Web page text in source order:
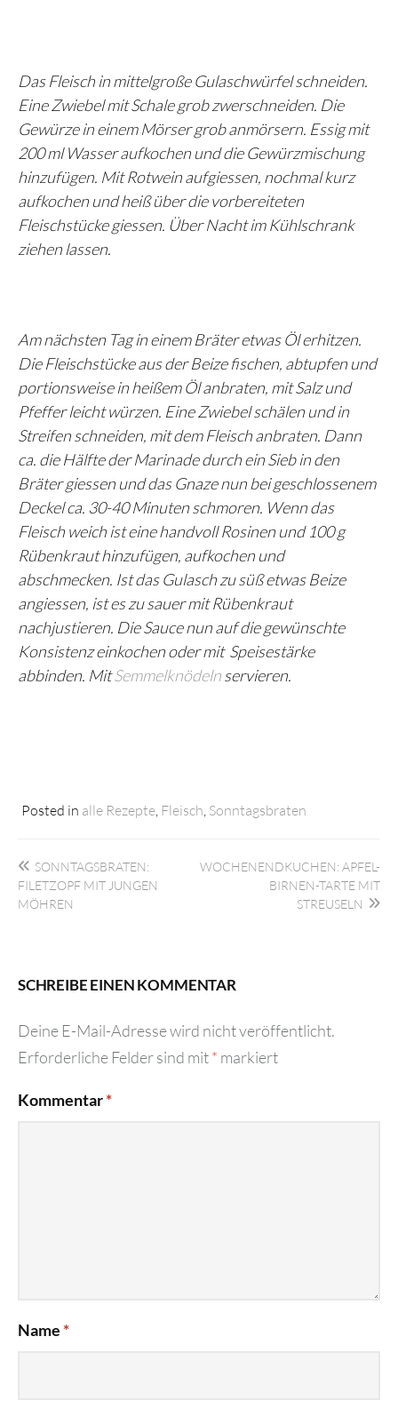
Das Fleisch in mittelgroße Gulaschwürfel schneiden.
Eine Zwiebel mit Schale grob zwerschneiden. Die
Gewürze in einem Mörser grob anmörsern. Essig mit
200 ml Wasser aufkochen und die Gewürzmischung
hinzufügen. Mit Rotwein aufgiessen, nochmal kurz
aufkochen und heiß über die vorbereiteten
Fleischstücke giessen. Über Nacht im Kühlschrank
ziehen lassen.
Am nächsten Tag in einem Bräter etwas Öl erhitzen.
Die Fleischstücke aus der Beize fischen, abtupfen und
portionsweise in heißem Öl anbraten, mit Salz und
Pfeffer leicht würzen. Eine Zwiebel schälen und in
Streifen schneiden, mit dem Fleisch anbraten. Dann
ca. die Hälfte der Marinade durch ein Sieb in den
Bräter giessen und das Gnaze nun bei geschlossenem
Deckel ca. 30-40 Minuten schmoren. Wenn das
Fleisch weich ist eine handvoll Rosinen und 100 g
Rübenkraut hinzufügen, aufkochen und
abschmecken. Ist das Gulasch zu süß etwas Beize
angiessen, ist es zu sauer mit Rübenkraut
nachjustieren. Die Sauce nun auf die gewünschte
Konsistenz einkochen oder mit Speisestärke
abbinden. MitSemmelknödelnservieren.
Posted in alle Rezepte Fleisch Sonntagsbraten
Beitragsnavigation
SONNTAGSBRATEN:
FILETZOPF MIT JUNGEN
MÖHREN
WOCHENENDKUCHEN: APFEL-
BIRNEN-TARTE MIT
STREUSELN
SCHREIBE EINEN KOMMENTAR
Deine E-Mail-Adresse wird nicht veröffentlicht.
Erforderliche Felder sind mit* markiert
Kommentar*
Name *